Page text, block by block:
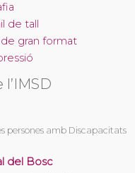
de tall
gran format
persones amb Discapacitats
del Bosc